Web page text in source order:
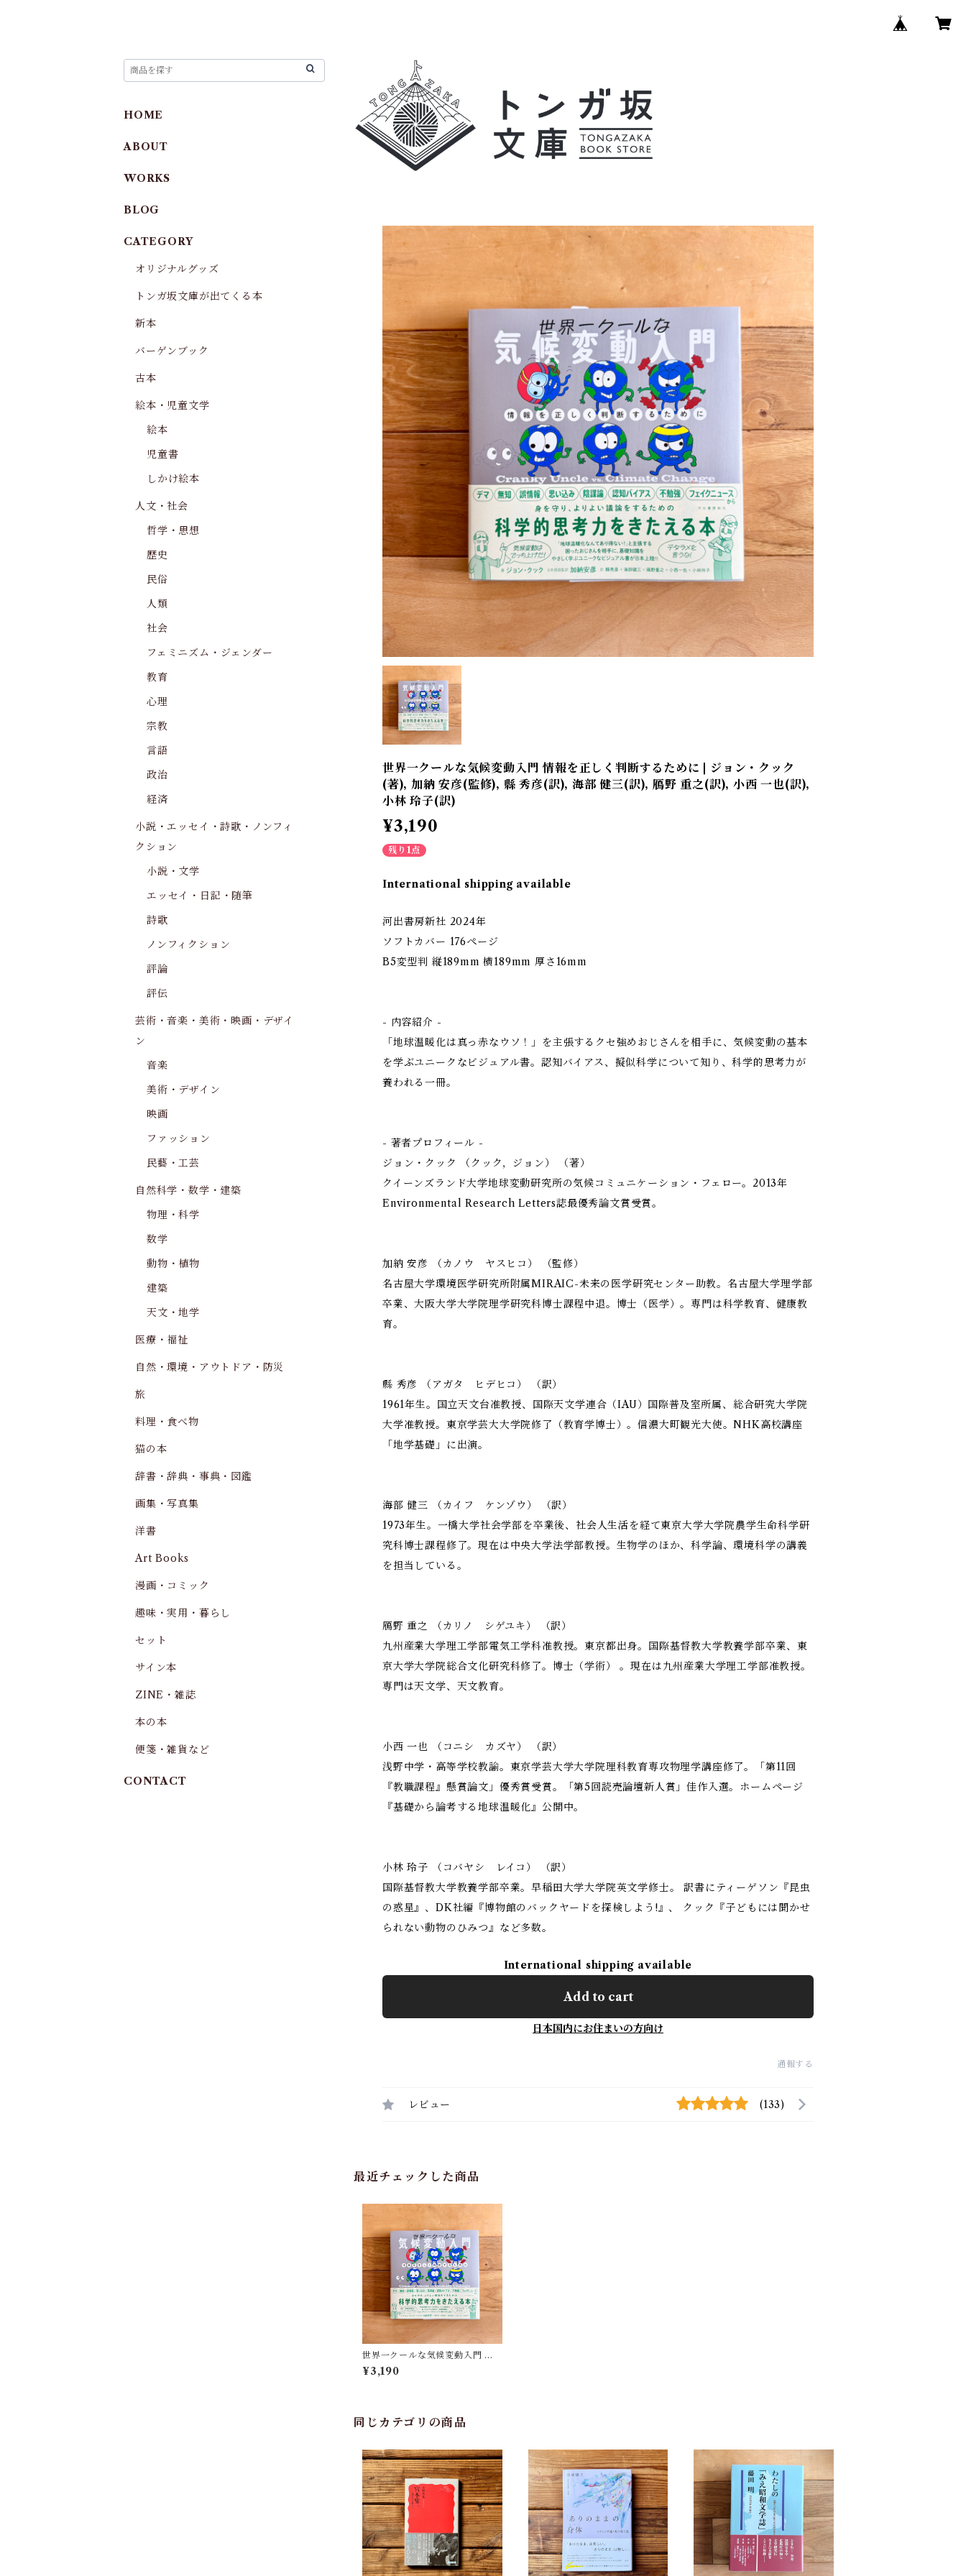
世界一クールな気候変動入門 情報を正しく判断するために | ジョン・クック
(著), 加納 安彦(監修), 縣 秀彦(訳), 海部 健三(訳), 鴈野 重之(訳), 小西 一也(訳),
小林 玲子(訳)
¥3,190
残り1点
International shipping available
河出書房新社 2024年
ソフトカバー 176ページ
B5変型判 縦189mm 横189mm 厚さ16mm
- 内容紹介 -
「地球温暖化は真っ赤なウソ！」を主張するクセ強めおじさんを相手に、気候変動の基本
を学ぶユニークなビジュアル書。認知バイアス、擬似科学について知り、科学的思考力が
養われる一冊。
- 著者プロフィール -
ジョン・クック （クック，ジョン） （著）
クイーンズランド大学地球変動研究所の気候コミュニケーション・フェロー。2013年
Environmental Research Letters誌最優秀論文賞受賞。
加納 安彦 （カノウ ヤスヒコ） （監修）
名古屋大学環境医学研究所附属MIRAIC-未来の医学研究センター助教。名古屋大学理学部
卒業、大阪大学大学院理学研究科博士課程中退。博士（医学）。専門は科学教育、健康教
育。
縣 秀彦 （アガタ ヒデヒコ） （訳）
1961年生。国立天文台准教授、国際天文学連合（IAU）国際普及室所属、総合研究大学院
大学准教授。東京学芸大大学院修了（教育学博士）。信濃大町観光大使。NHK高校講座
「地学基礎」に出演。
海部 健三 （カイフ ケンゾウ） （訳）
1973年生。一橋大学社会学部を卒業後、社会人生活を経て東京大学大学院農学生命科学研
究科博士課程修了。現在は中央大学法学部教授。生物学のほか、科学論、環境科学の講義
を担当している。
鴈野 重之 （カリノ シゲユキ） （訳）
九州産業大学理工学部電気工学科准教授。東京都出身。国際基督教大学教養学部卒業、東
京大学大学院総合文化研究科修了。博士（学術） 。現在は九州産業大学理工学部准教授。
専門は天文学、天文教育。
小西 一也 （コニシ カズヤ） （訳）
浅野中学・高等学校教諭。東京学芸大学大学院理科教育専攻物理学講座修了。「第11回
『教職課程』懸賞論文」優秀賞受賞。「第5回読売論壇新人賞」佳作入選。ホームページ
『基礎から論考する地球温暖化』公開中。
小林 玲子 （コバヤシ レイコ） （訳）
国際基督教大学教養学部卒業。早稲田大学大学院英文学修士。 訳書にティーゲソン『昆虫
の惑星』、DK社編『博物館のバックヤードを探検しよう!』、 クック『子どもには聞かせ
られない動物のひみつ』など多数。
International shipping available
Add to cart
日本国内にお住まいの方向け
通報する
レビュー (133)
最近チェックした商品
世界一クールな気候変動入門 情
報を正しく判断するために | ジョ
ン・クック(著), 加納 安彦(監修),
¥3,190
同じカテゴリの商品
HOME
ABOUT
WORKS
BLOG
CATEGORY
オリジナルグッズ
トンガ坂文庫が出てくる本
新本
バーゲンブック
古本
絵本・児童文学
絵本
児童書
しかけ絵本
人文・社会
哲学・思想
歴史
民俗
人類
社会
フェミニズム・ジェンダー
教育
心理
宗教
言語
政治
経済
小説・エッセイ・詩歌・ノンフィ
クション
小説・文学
エッセイ・日記・随筆
詩歌
ノンフィクション
評論
評伝
芸術・音楽・美術・映画・デザイ
ン
音楽
美術・デザイン
映画
ファッション
民藝・工芸
自然科学・数学・建築
物理・科学
数学
動物・植物
建築
天文・地学
医療・福祉
自然・環境・アウトドア・防災
旅
料理・食べ物
猫の本
辞書・辞典・事典・図鑑
画集・写真集
洋書
Art Books
漫画・コミック
趣味・実用・暮らし
セット
サイン本
ZINE・雑誌
本の本
便箋・雑貨など
CONTACT